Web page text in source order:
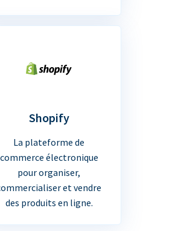
Shopify
La plateforme de
commerce électronique
pour organiser,
et vendre
des produits en ligne.